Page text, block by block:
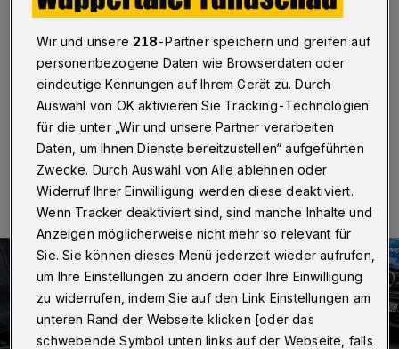
Wuppertal·Das Wuppertaler Ordnungsamt hat in der
Langerfelder Caronstraße eine bewusstlose Person aus
einem Pkw geholt.
16.09.2025 , 08:00 Uhr Eine Minute Lesezeit
Wir und unsere 218-Partner speichern und greifen auf
personenbezogene Daten wie Browserdaten oder
eindeutige Kennungen auf Ihrem Gerät zu. Durch
Auswahl von OK aktivieren Sie Tracking-Technologien
für die unter „Wir und unsere Partner verarbeiten
Daten, um Ihnen Dienste bereitzustellen“ aufgeführten
Zwecke. Durch Auswahl von Alle ablehnen oder
Widerruf Ihrer Einwilligung werden diese deaktiviert.
Wenn Tracker deaktiviert sind, sind manche Inhalte und
Anzeigen möglicherweise nicht mehr so relevant für
Sie. Sie können dieses Menü jederzeit wieder aufrufen,
um Ihre Einstellungen zu ändern oder Ihre Einwilligung
zu widerrufen, indem Sie auf den Link Einstellungen am
unteren Rand der Webseite klicken [oder das
schwebende Symbol unten links auf der Webseite, falls